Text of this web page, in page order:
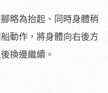
略為抬起、同時身體稍
動作，將身體向右後方
換邊繼續。